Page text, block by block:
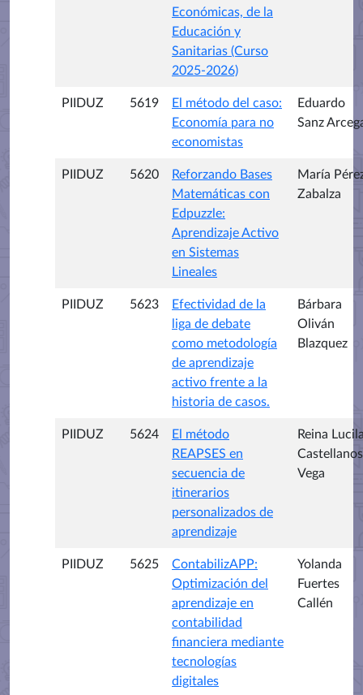
Económicas, de la
Educación y
Sanitarias (Curso
2025-2026)
PIIDUZ 5619
El método del caso:
Economía para no
economistas
Eduardo
Sanz
PIIDUZ 5620
Reforzando Bases
Matemáticas con
Edpuzzle:
Aprendizaje Activo
en Sistemas
Lineales
María
Zabalza
PIIDUZ 5623
Efectividad de la
liga de debate
como metodología
de aprendizaje
activo frente a la
historia de casos.
Bárbara
Oliván
Blazquez
PIIDUZ 5624
El método
REAPSES en
secuencia de
itinerarios
personalizados de
aprendizaje
Reina
Castellanos
Vega
PIIDUZ 5625
ContabilizAPP:
Optimización del
aprendizaje en
contabilidad
financiera mediante
tecnologías
digitales
Yolanda
Fuertes
Callén